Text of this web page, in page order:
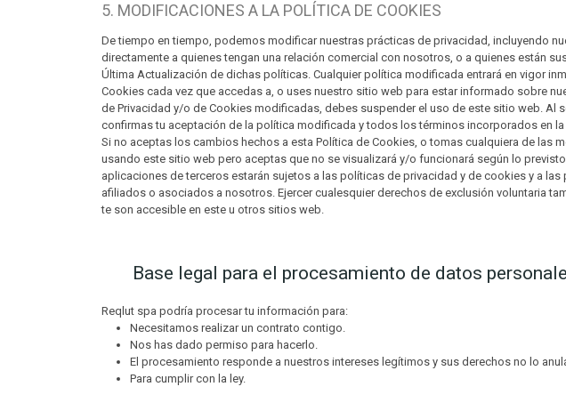
5. MODIFICACIONES A LA POLÍTICA DE COOKIES
De tiempo en tiempo, podemos modificar nuestras prácticas de privacidad, incluyendo
directamente a quienes tengan una relación comercial con nosotros, o a quienes están
Última Actualización de dichas políticas. Cualquier política modificada entrará en vigor
Cookies cada vez que accedas a, o uses nuestro sitio web para estar informado sobre
de Privacidad y/o de Cookies modificadas, debes suspender el uso de este sitio web.
confirmas tu aceptación de la política modificada y todos los términos incorporados en
Si no aceptas los cambios hechos a esta Política de Cookies, o tomas cualquiera de
usando este sitio web pero aceptas que no se visualizará y/o funcionará según lo
aplicaciones de terceros estarán sujetos a las políticas de privacidad y de cookies y a
afiliados o asociados a nosotros. Ejercer cualesquier derechos de exclusión voluntaria
te son accesible en este u otros sitios web.
Base legal para el procesamiento de datos
Reqlut spa podría procesar tu información para:
Necesitamos realizar un contrato contigo.
Nos has dado permiso para hacerlo.
El procesamiento responde a nuestros intereses legítimos y sus derechos no lo
Para cumplir con la ley.